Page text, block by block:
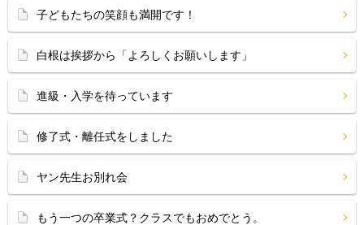
子どもたちの笑顔も満開です！
白根は挨拶から「よろしくお願いします」
進級・入学を待っています
修了式・離任式をしました
ヤン先生お別れ会
もう一つの卒業式？クラスでもおめでとう。